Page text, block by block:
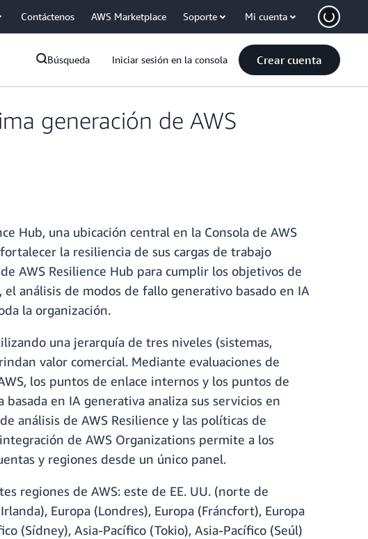
Contáctenos AWS Marketplace Soporte Mi cuenta
Búsqueda Iniciar sesión en la consola Crear cuenta
generación de AWS
Hub, una ubicación central en la Consola de AWS
la resiliencia de sus cargas de trabajo
AWS Resilience Hub para cumplir los objetivos de
análisis de modos de fallo generativo basado en IA
la organización.
una jerarquía de tres niveles (sistemas,
valor comercial. Mediante evaluaciones de
los puntos de enlace internos y los puntos de
en IA generativa analiza sus servicios en
análisis de AWS Resilience y las políticas de
de AWS Organizations permite a los
y regiones desde un único panel.
regiones de AWS: este de EE. UU. (norte de
Europa (Londres), Europa (Fráncfort), Europa
(Sídney), Asia-Pacífico (Tokio), Asia-Pacífico (Seúl)